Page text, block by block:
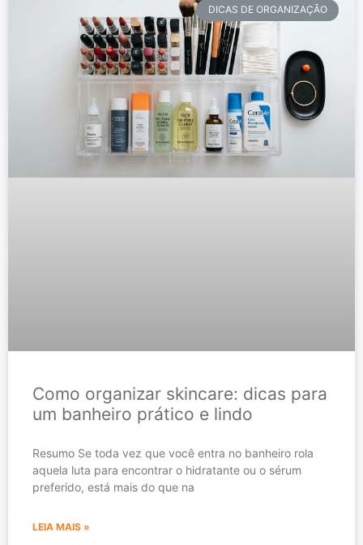
DICAS DE ORGANIZAÇÃO
Como organizar skincare: dicas para
um banheiro prático e lindo
Resumo Se toda vez que você entra no banheiro rola
aquela luta para encontrar o hidratante ou o sérum
preferido, está mais do que na
LEIA MAIS »